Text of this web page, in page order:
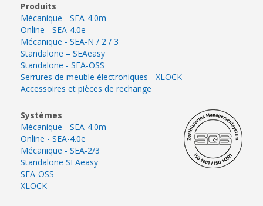
Produits
Mécanique - SEA-4.0m
Online - SEA-4.0e
Mécanique - SEA-N / 2 / 3
Standalone – SEAeasy
Standalone - SEA-OSS
Serrures de meuble électroniques - XLOCK
Accessoires et pièces de rechange
Systèmes
Mécanique - SEA-4.0m
Online - SEA-4.0e
Mécanique - SEA-2/3
Standalone SEAeasy
SEA-OSS
XLOCK